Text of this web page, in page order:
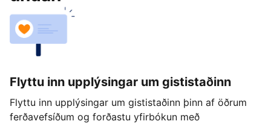
Flyttu inn upplýsingar um gististaðinn
Flyttu inn upplýsingar um gististaðinn þinn af öðrum
ferðavefsíðum og forðastu yfirbókun með